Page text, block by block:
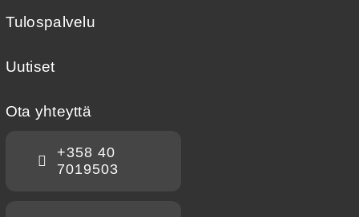
Tulospalvelu
Uutiset
Ota yhteyttä
+358 40
7019503